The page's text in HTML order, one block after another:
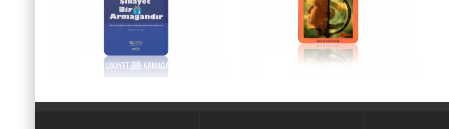
HER ŞIKAYET BIR ARMAĞANDIR KIŞILIK BULMACASI